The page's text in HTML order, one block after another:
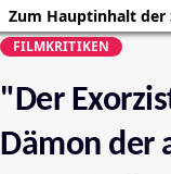
Zum Hauptinhalt der
FILMKRITIKEN
"Der
Dämon der